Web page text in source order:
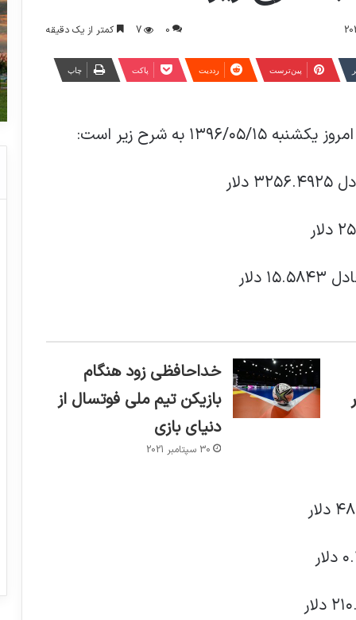
0
7 کمتر از یک دقیقه
‫پین‌ترست ‫رددیت پاکت چاپ
به شرح زیر است:
خداحافظی زود هنگام
بازیکن تیم ملی فوتسال از
دنیای بازی
30 سپتامبر 2021